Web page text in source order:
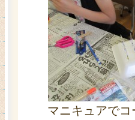
マニキュアで